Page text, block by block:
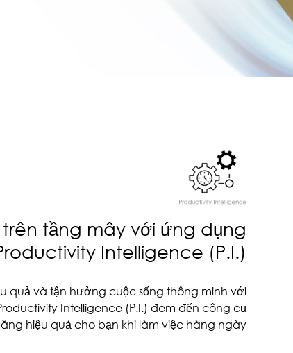
tầng mây với ứng dụng
Intelligence (P.I.)
quả và tận hưởng cuộc sống thông minh với
Intelligence (P.I.) đem đến công cụ
hiệu quả cho bạn khi làm việc hàng ngày